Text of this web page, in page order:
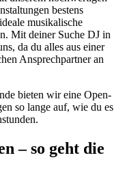
bestens
musikalische
Mit deiner Suche DJ in
da du alles aus einer
Ansprechpartner an
bieten wir eine Open-
so lange auf, wie du es
– so geht die